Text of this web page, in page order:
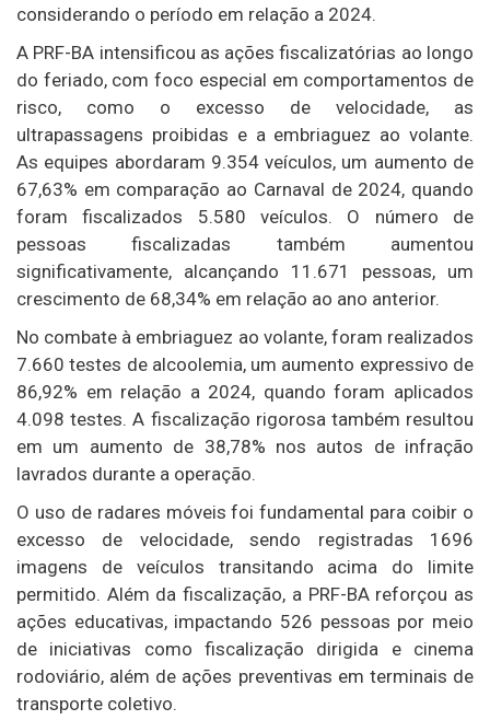
considerando o período em relação a 2024.
A PRF-BA intensificou as ações fiscalizatórias ao longo
do feriado, com foco especial em comportamentos de
risco, como o excesso de velocidade, as
ultrapassagens proibidas e a embriaguez ao volante.
As equipes abordaram 9.354 veículos, um aumento de
67,63% em comparação ao Carnaval de 2024, quando
foram fiscalizados 5.580 veículos. O número de
pessoas fiscalizadas também aumentou
significativamente, alcançando 11.671 pessoas, um
crescimento de 68,34% em relação ao ano anterior.
No combate à embriaguez ao volante, foram realizados
7.660 testes de alcoolemia, um aumento expressivo de
86,92% em relação a 2024, quando foram aplicados
4.098 testes. A fiscalização rigorosa também resultou
em um aumento de 38,78% nos autos de infração
lavrados durante a operação.
O uso de radares móveis foi fundamental para coibir o
excesso de velocidade, sendo registradas 1696
imagens de veículos transitando acima do limite
permitido. Além da fiscalização, a PRF-BA reforçou as
ações educativas, impactando 526 pessoas por meio
de iniciativas como fiscalização dirigida e cinema
rodoviário, além de ações preventivas em terminais de
transporte coletivo.